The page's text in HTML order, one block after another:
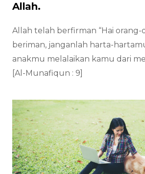
Allah.
Allah telah berfirman “Hai orang-
beriman, janganlah harta-
anakmu melalaikan kamu dari
[Al-Munafiqun : 9]